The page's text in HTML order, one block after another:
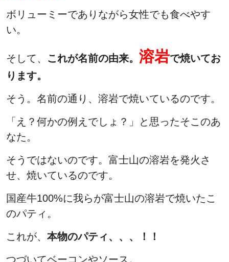
ボリューミーでありながら女性でも食べやす
い。
そして、 これが名前の由来。 溶岩で焼いてお
ります。
そう。名前の通り、溶岩で焼いているのです。
「え？何かの例えでしょ？」と思ったそこのあ
なた。
そうではないのです。富士山の溶岩を発火さ
せ、焼いているのです。
国産牛100%に我らが富士山の溶岩で焼いたこ
のパティ。
これが、 本物のパティ、、、！！
つづいてベーコンやソース。